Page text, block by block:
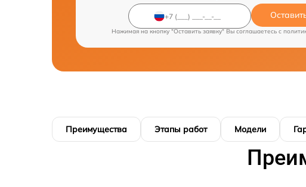
Нажимая на кнопку "Оставить заявку" Вы соглашаетесь c
Преимущества Этапы работ Модели